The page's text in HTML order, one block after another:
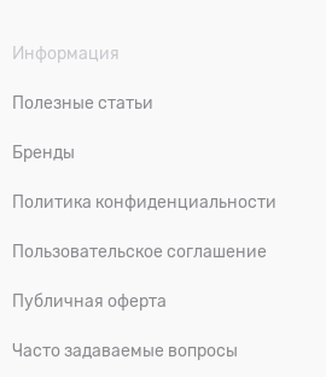
Информация
Полезные статьи
Бренды
Политика конфиденциальности
Пользовательское соглашение
Публичная оферта
Часто задаваемые вопросы